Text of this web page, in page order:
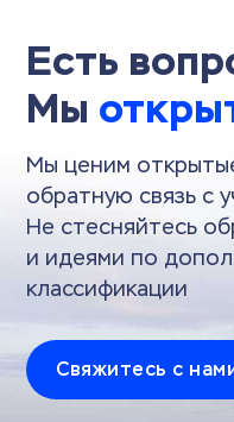
Есть
Мы
Мы ценим
обратную связь с
Не стесняйтесь
и идеями по
классификации
Свяжитесь с